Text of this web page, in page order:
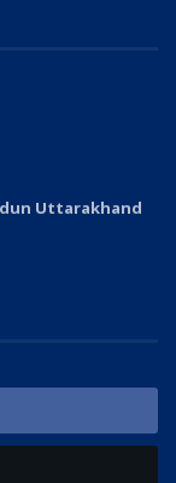
Uttarakhand